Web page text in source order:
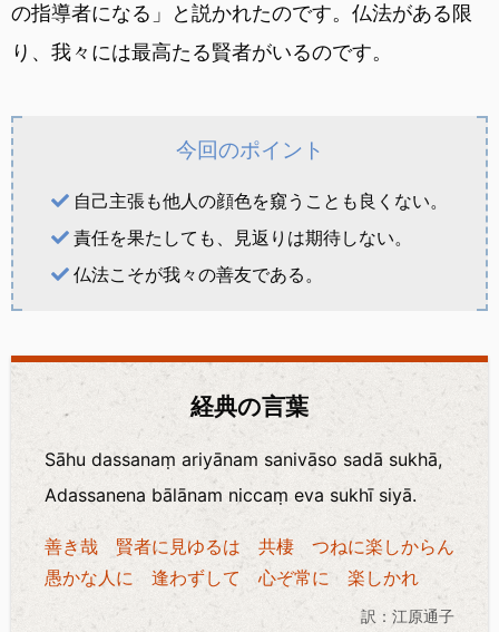
の指導者になる」と説かれたのです。仏法がある限
り、我々には最高たる賢者がいるのです。
今回のポイント
自己主張も他人の顔色を窺うことも良くない。
責任を果たしても、見返りは期待しない。
仏法こそが我々の善友である。
経典の言葉
Sāhu dassanaṃ ariyānam sanivāso sadā sukhā,
Adassanena bālānam niccaṃ eva sukhī siyā.
善き哉 賢者に見ゆるは 共棲 つねに楽しからん
愚かな人に 逢わずして 心ぞ常に 楽しかれ
訳：江原通子